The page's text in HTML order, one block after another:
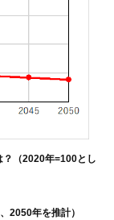
？（2020年=100とし
2050年を推計）